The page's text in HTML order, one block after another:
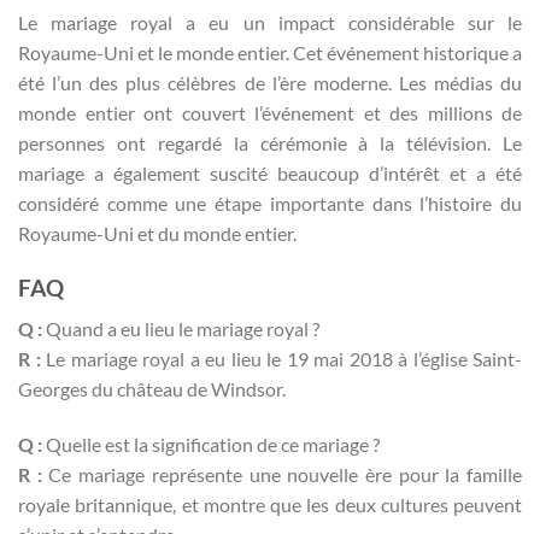
Le mariage royal a eu un impact considérable sur le
Royaume-Uni et le monde entier. Cet événement historique a
été l’un des plus célèbres de l’ère moderne. Les médias du
monde entier ont couvert l’événement et des millions de
personnes ont regardé la cérémonie à la télévision. Le
mariage a également suscité beaucoup d’intérêt et a été
considéré comme une étape importante dans l’histoire du
Royaume-Uni et du monde entier.
FAQ
Q :Quand a eu lieu le mariage royal ?
R :Le mariage royal a eu lieu le 19 mai 2018 à l’église Saint-
Georges du château de Windsor.
Q :Quelle est la signification de ce mariage ?
R :Ce mariage représente une nouvelle ère pour la famille
royale britannique, et montre que les deux cultures peuvent